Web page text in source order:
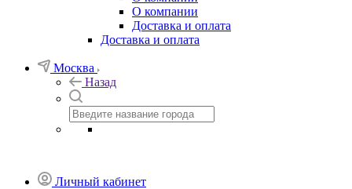
О компании
Доставка и оплата
Доставка и оплата
Москва
Назад
Личный кабинет